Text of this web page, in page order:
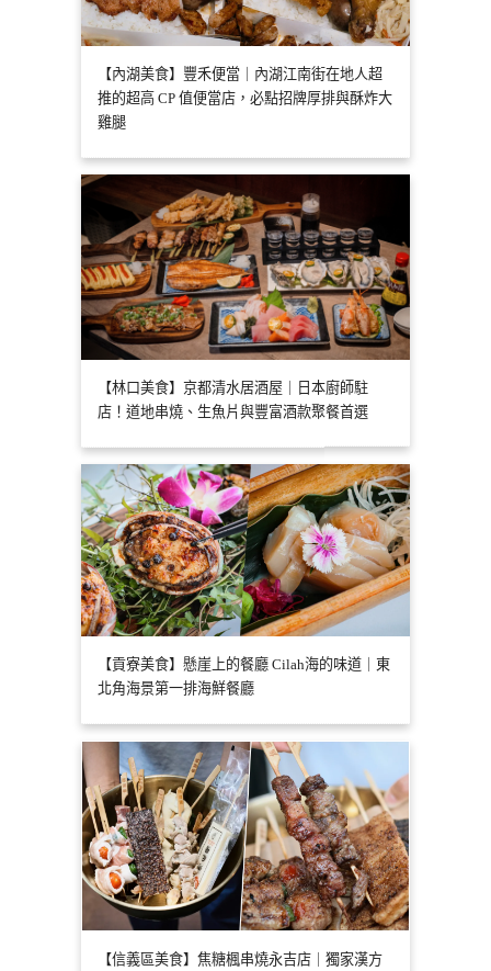
【內湖美食】豐禾便當｜內湖江南街在地人超
推的超高 CP 值便當店，必點招牌厚排與酥炸大
雞腿
【林口美食】京都清水居酒屋｜日本廚師駐
店！道地串燒、生魚片與豐富酒款聚餐首選
【貢寮美食】懸崖上的餐廳 Cilah海的味道｜東
北角海景第一排海鮮餐廳
【信義區美食】焦糖楓串燒永吉店｜獨家漢方